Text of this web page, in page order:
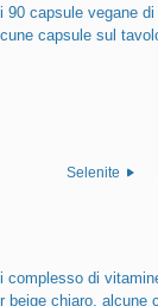
Selenite